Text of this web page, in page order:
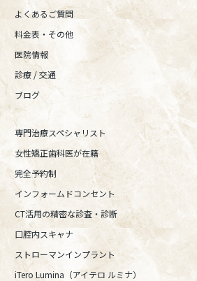
よくあるご質問
料金表・その他
医院情報
診療 / 交通
ブログ
専門治療スペシャリスト
女性矯正歯科医が在籍
完全予約制
インフォームドコンセント
CT活用の精密な診査・診断
口腔内スキャナ
ストローマンインプラント
iTero Lumina（アイテロ ルミナ）